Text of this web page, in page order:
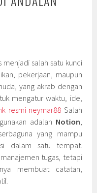
salah satu kunci
pekerjaan, maupun
yang akrab dengan
mengatur waktu, ide,
resmi neymar88 Salah
adalah Notion,
yang mampu
dalam satu tempat.
tugas, tetapi
membuat catatan,